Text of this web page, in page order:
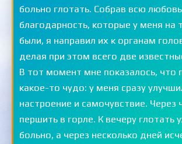
больно глотать. Собрав всю
благодарность, которые у меня на
были, я направил их к органам
делая при этом всего две
В тот момент мне показалось, что
какое-то чудо: у меня сразу
настроение и самочувствие. Через
першить в горле. К вечеру глотать
больно, а через несколько дней